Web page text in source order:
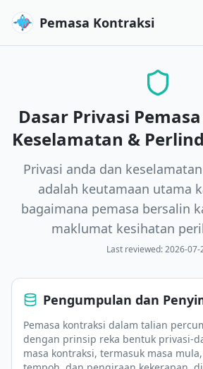
Pemasa Kontraksi
Dasar Privasi
Keselamatan &
Privasi anda dan
adalah keutamaan utama
bagaimana pemasa bersalin
maklumat kesihatan
Last reviewed: 2026-07-
Pengumpulan dan
Pemasa kontraksi dalam talian
dengan prinsip reka bentuk privasi-
masa kontraksi, termasuk masa